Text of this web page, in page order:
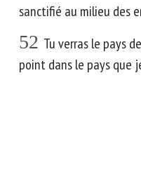
sanctifié au milieu des
52 Tu verras le pays
point dans le pays que